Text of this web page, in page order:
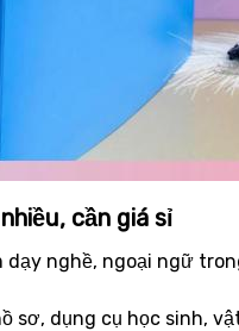
cần giá sỉ
nghề, ngoại ngữ
sơ, dụng cụ học sinh,